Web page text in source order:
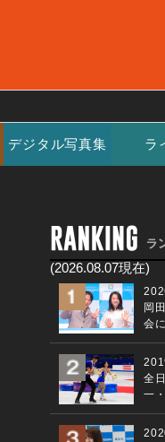
デジタル写真集 ラ
(2026.08.07現在)
岡
会
全
一